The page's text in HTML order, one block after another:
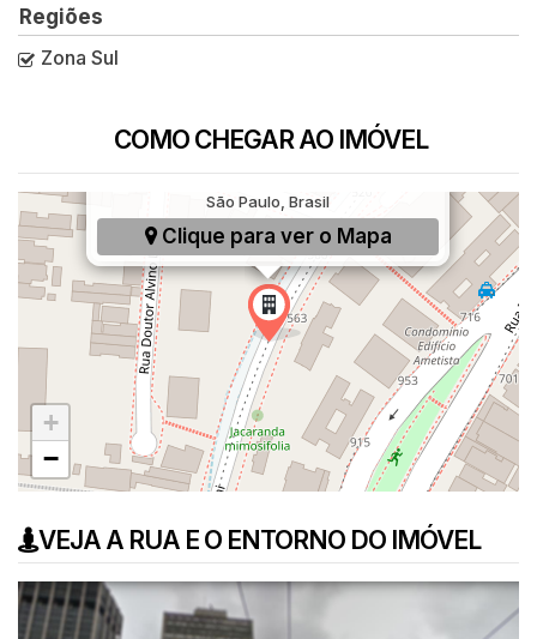
Regiões
Zona Sul
COMO CHEGAR AO IMÓVEL
Armando Ferrentini, 602, Paraíso, São Paulo,
São Paulo, Brasil
Clique para ver o Mapa
+
−
VEJA A RUA E O ENTORNO DO IMÓVEL